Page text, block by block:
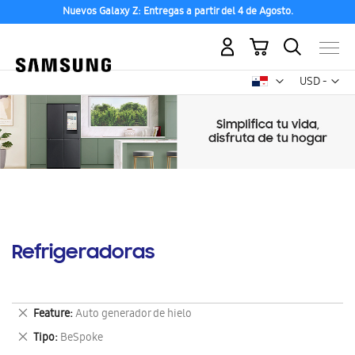
Nuevos Galaxy Z: Entregas a partir del 4 de Agosto.
USD -
dólar
Mi carrito
Refrigeradoras
Feature Auto generador de hielo
Eliminar
este
artículo
Tipo BeSpoke
Eliminar